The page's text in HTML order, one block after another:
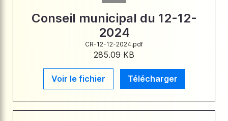
Conseil municipal du 12-12-
2024
CR-12-12-2024.pdf
285.09 KB
Voir le fichier Télécharger